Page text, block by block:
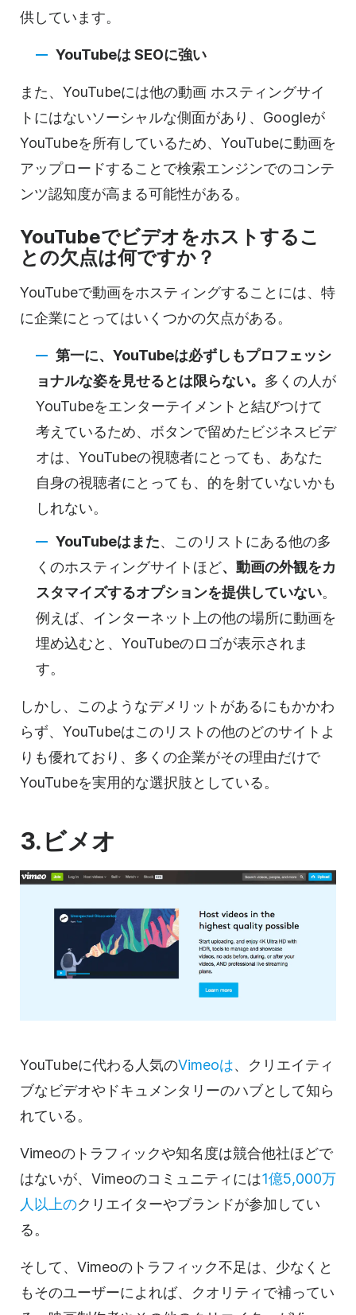
供しています。
YouTubeは SEOに強い
また、 YouTubeには他の動画 ホスティングサイ
トにはないソーシャルな側面があり、Googleが
YouTubeを所有しているため、YouTubeに動画を
アップロードすることで検索エンジンでのコンテ
ンツ認知度が高まる可能性がある。
YouTubeでビデオをホストするこ
との欠点は何ですか？
YouTubeで動画をホスティングすることには、特
に企業にとってはいくつかの欠点がある。
第一に、 YouTubeは必ずしもプロフェッシ
ョナルな姿を見せるとは限らない。 多くの人が
YouTubeをエンターテイメントと結びつけて
考えているため、ボタンで留めたビジネス ビデ
オは、 YouTubeの視聴者にとっても、あなた
自身の視聴者にとっても、的を射ていないかも
しれない。
YouTubeはまた、このリストにある他の多
くのホスティングサイトほど、動画の外観をカ
スタマイズするオプションを提供していない。
例えば、インターネット上の他の場所に動画を
埋め込むと、 YouTubeのロゴが表示されま
す。
しかし、このようなデメリットがあるにもかかわ
らず、 YouTubeはこのリストの他のどのサイトよ
りも優れており、多くの企業がその理由だけで
YouTubeを実用的な選択肢としている。
3.ビメオ
YouTubeに代わる人気のVimeoは、クリエイティ
ブなビデオやドキュメンタリーのハブとして知ら
れている。
Vimeoのトラフィックや知名度は競合他社ほどで
はないが、Vimeoのコミュニティには1億5,000万
人以上のクリエイターやブランドが参加してい
る。
そして、Vimeoのトラフィック不足は、少なくと
もそのユーザーによれば、クオリティで補ってい